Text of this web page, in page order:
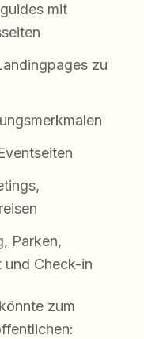
mit
zu
Parken,
und Check-in
zum